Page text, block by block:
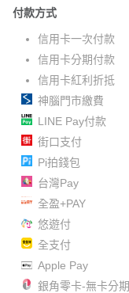
付款方式
信用卡一次付款
信用卡分期付款
信用卡紅利折抵
神腦門市繳費
LINE Pay付款
街口支付
Pi拍錢包
台灣Pay
全盈+PAY
悠遊付
全支付
Apple Pay
銀角零卡-無卡分期